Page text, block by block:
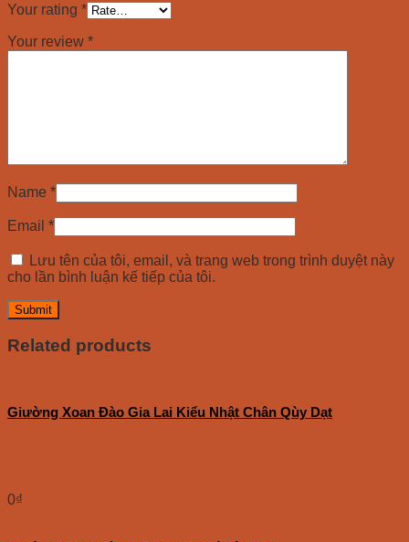
Your rating *
Your review *
Name *
Email *
Lưu tên của tôi, email, và trang web trong trình duyệt này
cho lần bình luận kế tiếp của tôi.
Related products
Giường Xoan Đào Gia Lai Kiểu Nhật Chân Qùy Dạt
0₫